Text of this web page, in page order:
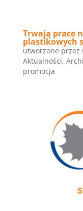
Trwają prace
plastikowych
utworzone przez
Aktualności,
promocja